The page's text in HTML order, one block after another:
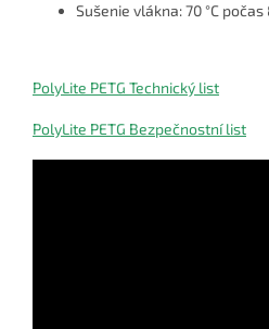
Sušenie vlákna: 70 °C počas
PolyLite PETG Technický list
PolyLite PETG Bezpečnostní list